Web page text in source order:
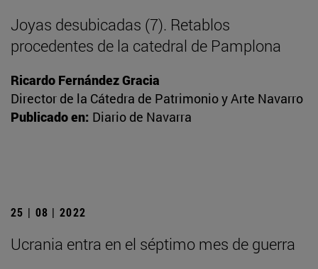
Joyas desubicadas (7). Retablos
procedentes de la catedral de Pamplona
Ricardo Fernández Gracia
Director de la Cátedra de Patrimonio y Arte Navarro
Publicado en: Diario de Navarra
25 | 08 | 2022
Ucrania entra en el séptimo mes de guerra